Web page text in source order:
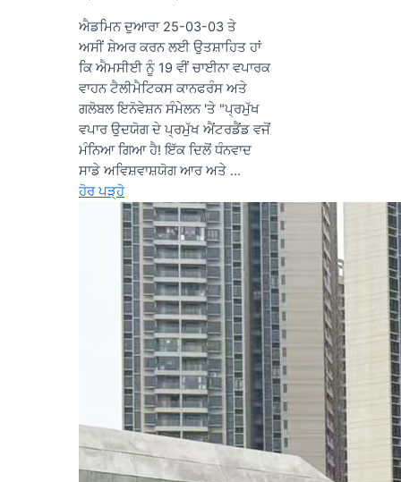
ਐਡਮਿਨ ਦੁਆਰਾ 25-03-03 ਤੇ
ਅਸੀਂ ਸ਼ੇਅਰ ਕਰਨ ਲਈ ਉਤਸ਼ਾਹਿਤ ਹਾਂ
ਕਿ ਐਮਸੀਈ ਨੂੰ 19 ਵੀਂ ਚਾਈਨਾ ਵਪਾਰਕ
ਵਾਹਨ ਟੈਲੀਮੈਟਿਕਸ ਕਾਨਫਰੰਸ ਅਤੇ
ਗਲੋਬਲ ਇਨੋਵੇਸ਼ਨ ਸੰਮੇਲਨ 'ਤੇ "ਪ੍ਰਮੁੱਖ
ਵਪਾਰ ਉਦਯੋਗ ਦੇ ਪ੍ਰਮੁੱਖ ਐਂਟਰਡੈਂਡ ਵਜੋਂ
ਮੰਨਿਆ ਗਿਆ ਹੈ! ਇੱਕ ਦਿਲੋਂ ਧੰਨਵਾਦ
ਸਾਡੇ ਅਵਿਸ਼ਵਾਸ਼ਯੋਗ ਆਰ ਅਤੇ ...
ਹੋਰ ਪੜ੍ਹੋ